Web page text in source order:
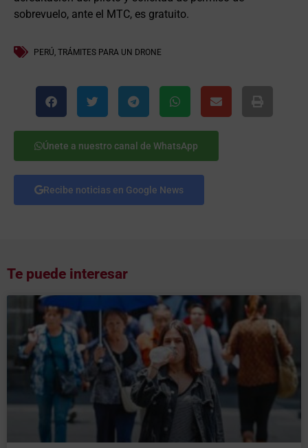
sobrevuelo, ante el MTC, es gratuito.
PERÚ, TRÁMITES PARA UN DRONE
Únete a nuestro canal de WhatsApp
Recibe noticias en Google News
Te puede interesar